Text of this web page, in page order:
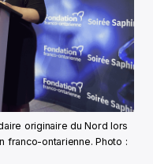
originaire du Nord lors
franco-ontarienne. Photo :